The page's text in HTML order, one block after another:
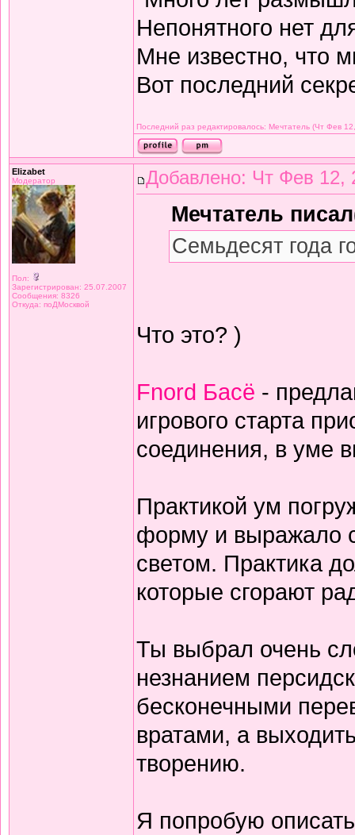
Непонятного нет
Мне известно, что
Вот последний
Последний раз редактировалось: Мечтатель (Чт Фев
Elizabet
Модератор
Пол:
Зарегистрирован: 25.07.2007
Сообщения: 8326
Откуда: поДМосквой
Добавлено: Чт Фев 12,
Мечтатель
Семьдесят года
Что это? )
Fnord Басё -
игрового старта
соединения, в уме
Практикой ум
форму и выражало
светом. Практика
которые сгорают
Ты выбрал очень
незнанием
бесконечными
вратами, а
творению.
Я попробую